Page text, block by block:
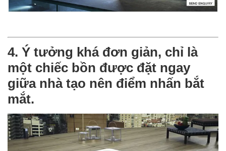
4. Ý tưởng khá đơn giản, chỉ là
một chiếc bồn được đặt ngay
giữa nhà tạo nên điểm nhấn bắt
mắt.